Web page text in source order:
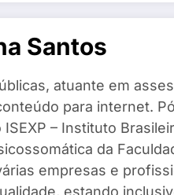
Santos
atuante em
para internet.
ISEXP – Instituto
da
empresas e
estando